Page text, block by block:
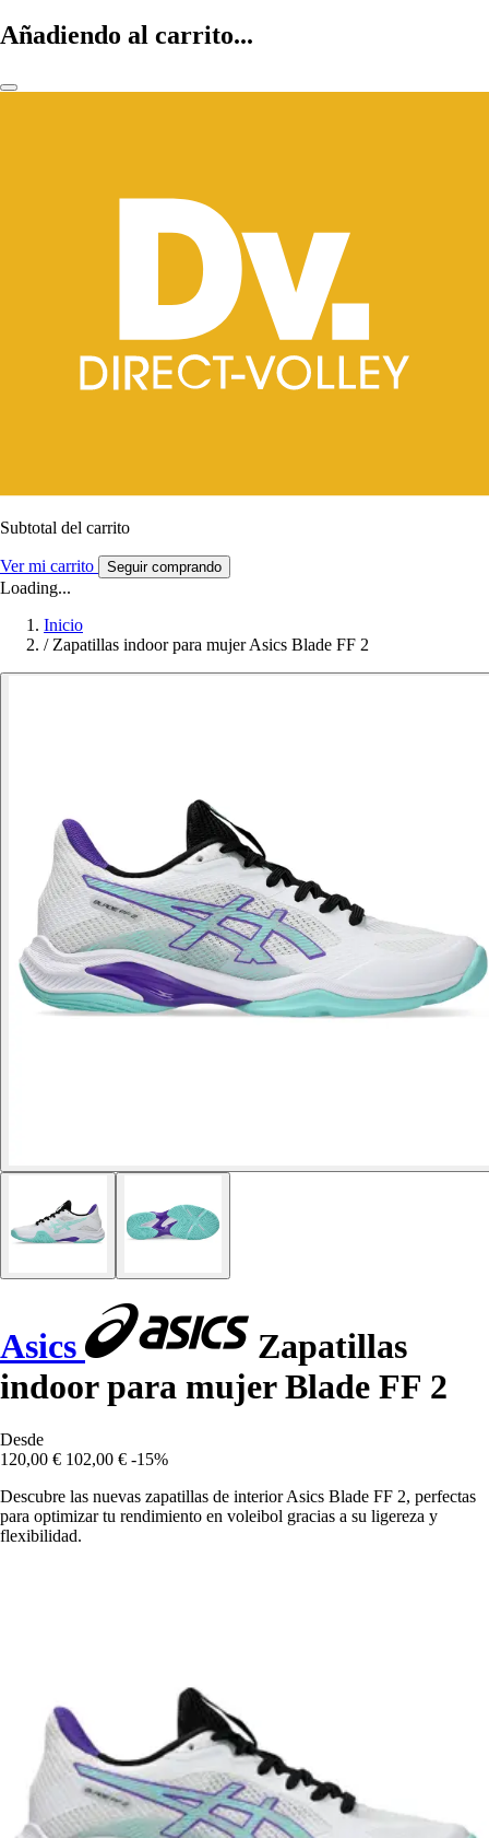
Añadiendo al carrito...
Subtotal del carrito
Ver mi carrito Seguir comprando
Loading...
Inicio
/ Zapatillas indoor para mujer Asics Blade FF 2
Asics
Zapatillas
indoor para mujer Blade FF 2
Desde
120,00 € 102,00 € -15%
Descubre las nuevas zapatillas de interior Asics Blade FF 2, perfectas
para optimizar tu rendimiento en voleibol gracias a su ligereza y
flexibilidad.